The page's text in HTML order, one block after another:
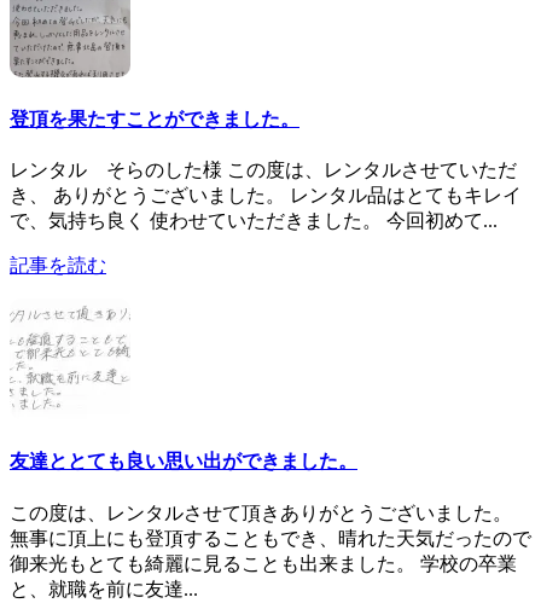
登頂を果たすことができました。
レンタル そらのした様 この度は、レンタルさせていただ
き、 ありがとうございました。 レンタル品はとてもキレイ
で、気持ち良く 使わせていただきました。 今回初めて...
記事を読む
友達ととても良い思い出ができました。
この度は、レンタルさせて頂きありがとうございました。
無事に頂上にも登頂することもでき、晴れた天気だったので
御来光もとても綺麗に見ることも出来ました。 学校の卒業
と、就職を前に友達...